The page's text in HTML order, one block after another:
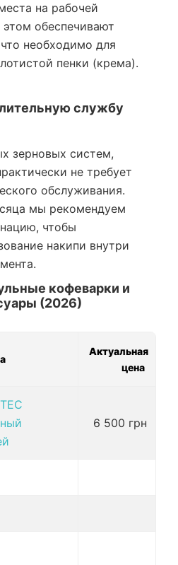
на рабочей
обеспечивают
необходимо для
пенки (крема).
службу
зерновых систем,
не требует
обслуживания.
мы рекомендуем
чтобы
накипи внутри
кофеварки и
(2026)
Актуальная
цена
6 500 грн